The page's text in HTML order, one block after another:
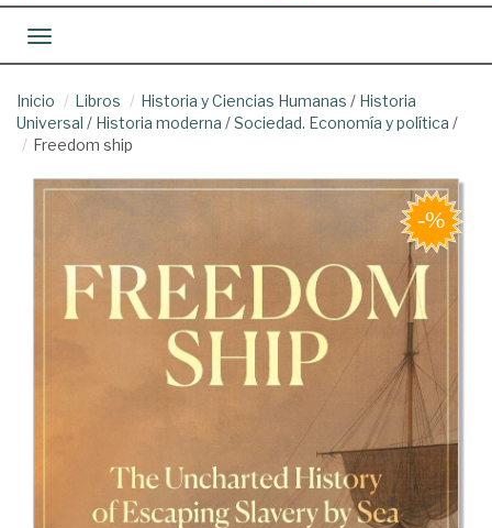
Toggle navigation
Inicio Libros Historia y Ciencias Humanas / Historia
Universal / Historia moderna /Sociedad. Economía y política /
Freedom ship